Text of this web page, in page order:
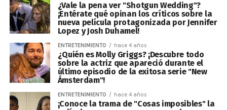
¿Vale la pena ver "Shotgun Wedding"?
¡Entérate qué opinan los críticos sobre la
nueva película protagonizada por Jennifer
Lopez y Josh Duhamel!
ENTRETENIMIENTO hace 4 años
¿Quién es Molly Griggs? ¡Descubre todo
sobre la actriz que apareció durante el
último episodio de la exitosa serie "New
Ámsterdam"!
ENTRETENIMIENTO hace 4 años
¡Conoce la trama de "Cosas imposibles" la